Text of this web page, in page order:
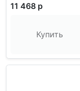
11 468 р
Купить